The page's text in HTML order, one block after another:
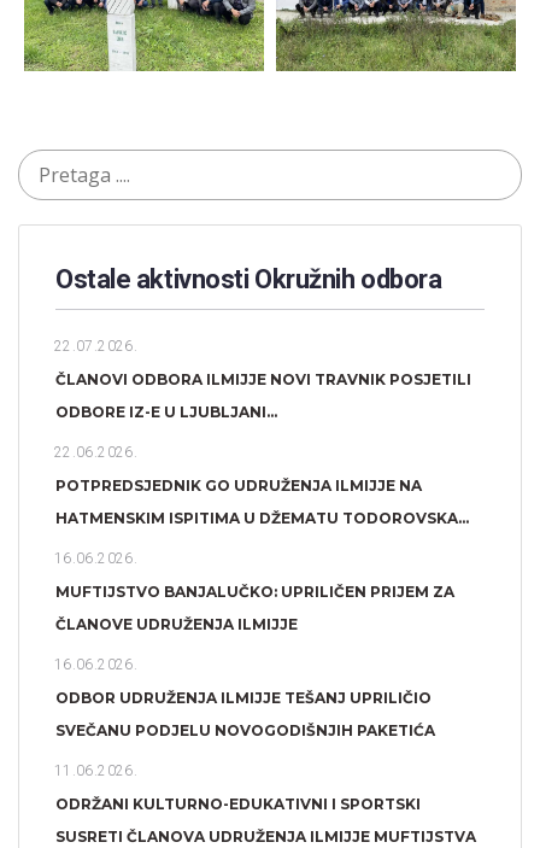
Ostale aktivnosti Okružnih odbora​
22.07.2026.
ČLANOVI ODBORA ILMIJJE NOVI TRAVNIK POSJETILI
ODBORE IZ-E U LJUBLJANI...
22.06.2026.
POTPREDSJEDNIK GO UDRUŽENJA ILMIJJE NA
HATMENSKIM ISPITIMA U DŽEMATU TODOROVSKA...
16.06.2026.
MUFTIJSTVO BANJALUČKO: UPRILIČEN PRIJEM ZA
ČLANOVE UDRUŽENJA ILMIJJE
16.06.2026.
ODBOR UDRUŽENJA ILMIJJE TEŠANJ UPRILIČIO
SVEČANU PODJELU NOVOGODIŠNJIH PAKETIĆA
11.06.2026.
ODRŽANI KULTURNO-EDUKATIVNI I SPORTSKI
SUSRETI ČLANOVA UDRUŽENJA ILMIJJE MUFTIJSTVA